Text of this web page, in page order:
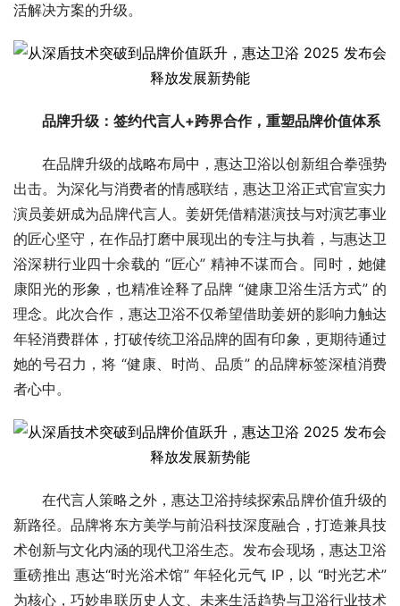
活解决方案的升级。
品牌升级：签约代言人+跨界合作，重塑品牌价值体系
在品牌升级的战略布局中，惠达卫浴以创新组合拳强势
出击。为深化与消费者的情感联结，惠达卫浴正式官宣实力
演员姜妍成为品牌代言人。姜妍凭借精湛演技与对演艺事业
的匠心坚守，在作品打磨中展现出的专注与执着，与惠达卫
浴深耕行业四十余载的 “匠心” 精神不谋而合。同时，她健
康阳光的形象，也精准诠释了品牌 “健康卫浴生活方式” 的
理念。此次合作，惠达卫浴不仅希望借助姜妍的影响力触达
年轻消费群体，打破传统卫浴品牌的固有印象，更期待通过
她的号召力，将 “健康、时尚、品质” 的品牌标签深植消费
者心中。
在代言人策略之外，惠达卫浴持续探索品牌价值升级的
新路径。品牌将东方美学与前沿科技深度融合，打造兼具技
术创新与文化内涵的现代卫浴生态。发布会现场，惠达卫浴
重磅推出 惠达“时光浴术馆” 年轻化元气 IP，以 “时光艺术”
为核心，巧妙串联历史人文、未来生活趋势与卫浴行业技术